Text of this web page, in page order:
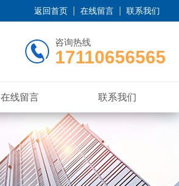
返回首页 在线留言 联系我们
咨询热线
17110656565
在线留言 联系我们